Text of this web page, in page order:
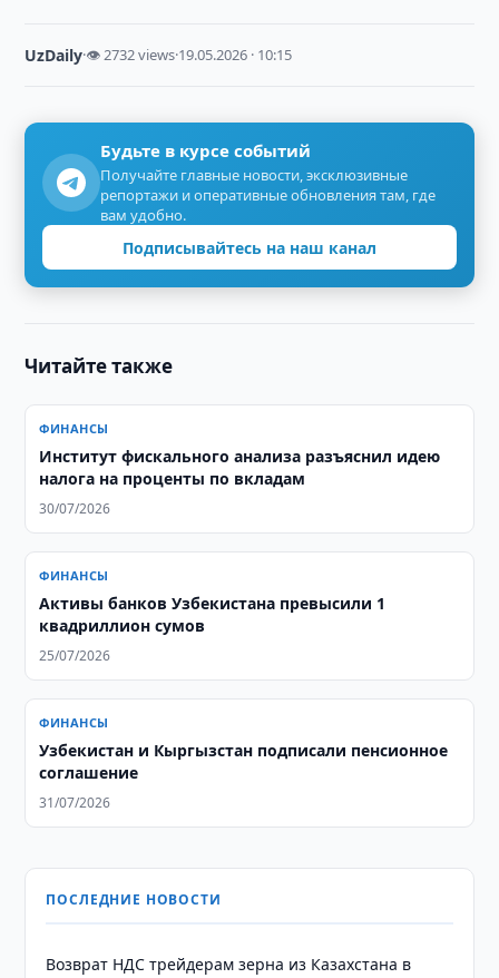
UzDaily·👁 2732 views·19.05.2026 · 10:15
Будьте в курсе событий
Получайте главные новости, эксклюзивные
репортажи и оперативные обновления там, где
вам удобно.
Подписывайтесь на наш канал
Читайте также
ФИНАНСЫ
Институт фискального анализа разъяснил идею
налога на проценты по вкладам
30/07/2026
ФИНАНСЫ
Активы банков Узбекистана превысили 1
квадриллион сумов
25/07/2026
ФИНАНСЫ
Узбекистан и Кыргызстан подписали пенсионное
соглашение
31/07/2026
ПОСЛЕДНИЕ НОВОСТИ
Возврат НДС трейдерам зерна из Казахстана в